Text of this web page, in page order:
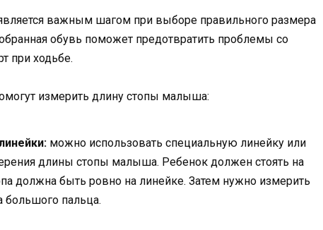
важным шагом при выборе правильного размера
обувь поможет предотвратить проблемы со
при ходьбе.
измерить длину стопы малыша:
можно использовать специальную линейку или
длины стопы малыша. Ребенок должен стоять на
должна быть ровно на линейке. Затем нужно измерить
большого пальца.